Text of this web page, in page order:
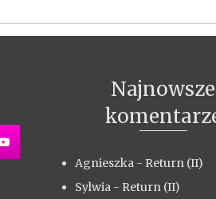
Najnowsze
Agnieszka- Return (II)
Sylwia- Return (II)